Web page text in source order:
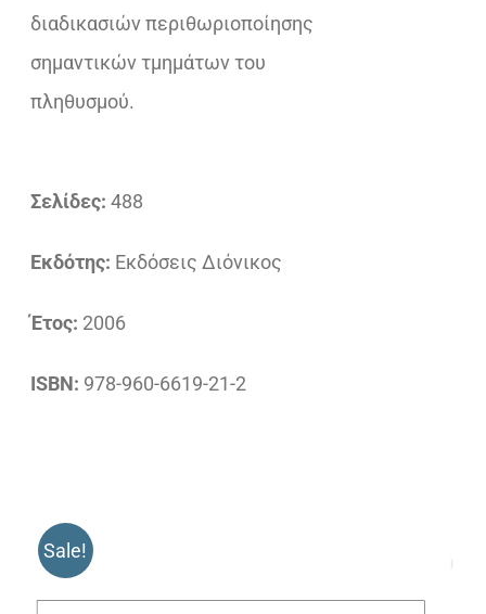
διαδικασιών περιθωριοποίησης
σημαντικών τμημάτων του
πληθυσμού.
Σελίδες: 488
Εκδότης: Εκδόσεις Διόνικος
Έτος: 2006
ISBN: 978-960-6619-21-2
Sale!